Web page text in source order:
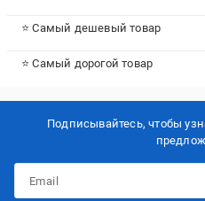
⭐ Самый дешевый товар
⭐ Самый дорогой товар
Подписывайтесь, чтобы